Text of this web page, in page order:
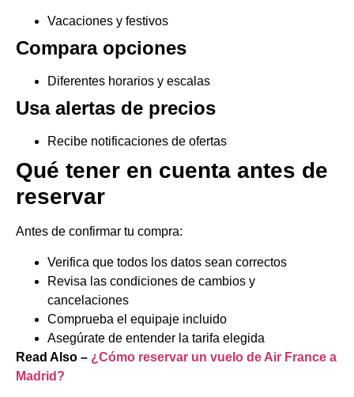
Vacaciones y festivos
Compara opciones
Diferentes horarios y escalas
Usa alertas de precios
Recibe notificaciones de ofertas
Qué tener en cuenta antes de
reservar
Antes de confirmar tu compra:
Verifica que todos los datos sean correctos
Revisa las condiciones de cambios y
cancelaciones
Comprueba el equipaje incluido
Asegúrate de entender la tarifa elegida
Read Also – ¿Cómo reservar un vuelo de Air France a
Madrid?